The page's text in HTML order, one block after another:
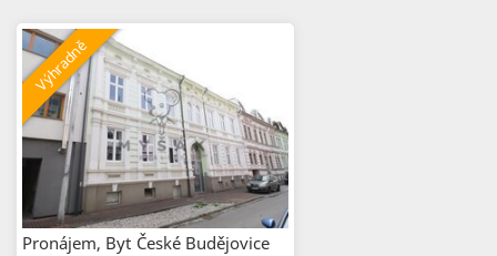
Pronájem, Byt České Budějovice